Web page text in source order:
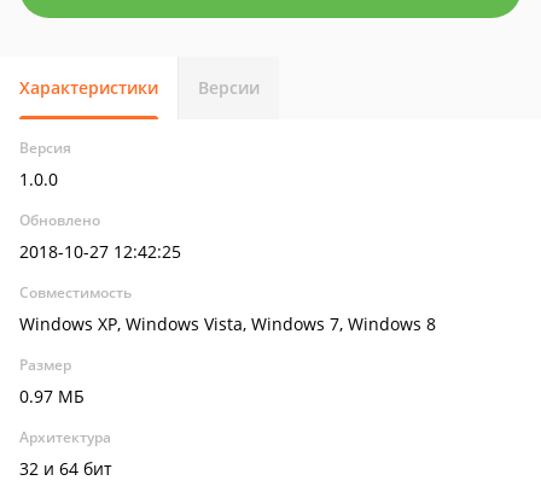
Характеристики Версии
Версия
1.0.0
Обновлено
2018-10-27 12:42:25
Совместимость
Windows XP, Windows Vista, Windows 7, Windows 8
Размер
0.97 МБ
Архитектура
32 и 64 бит